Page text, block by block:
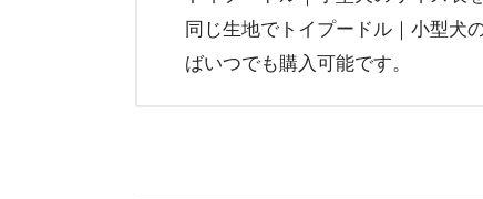
同じ生地でトイプードル｜小型犬
ばいつでも購入可能です。